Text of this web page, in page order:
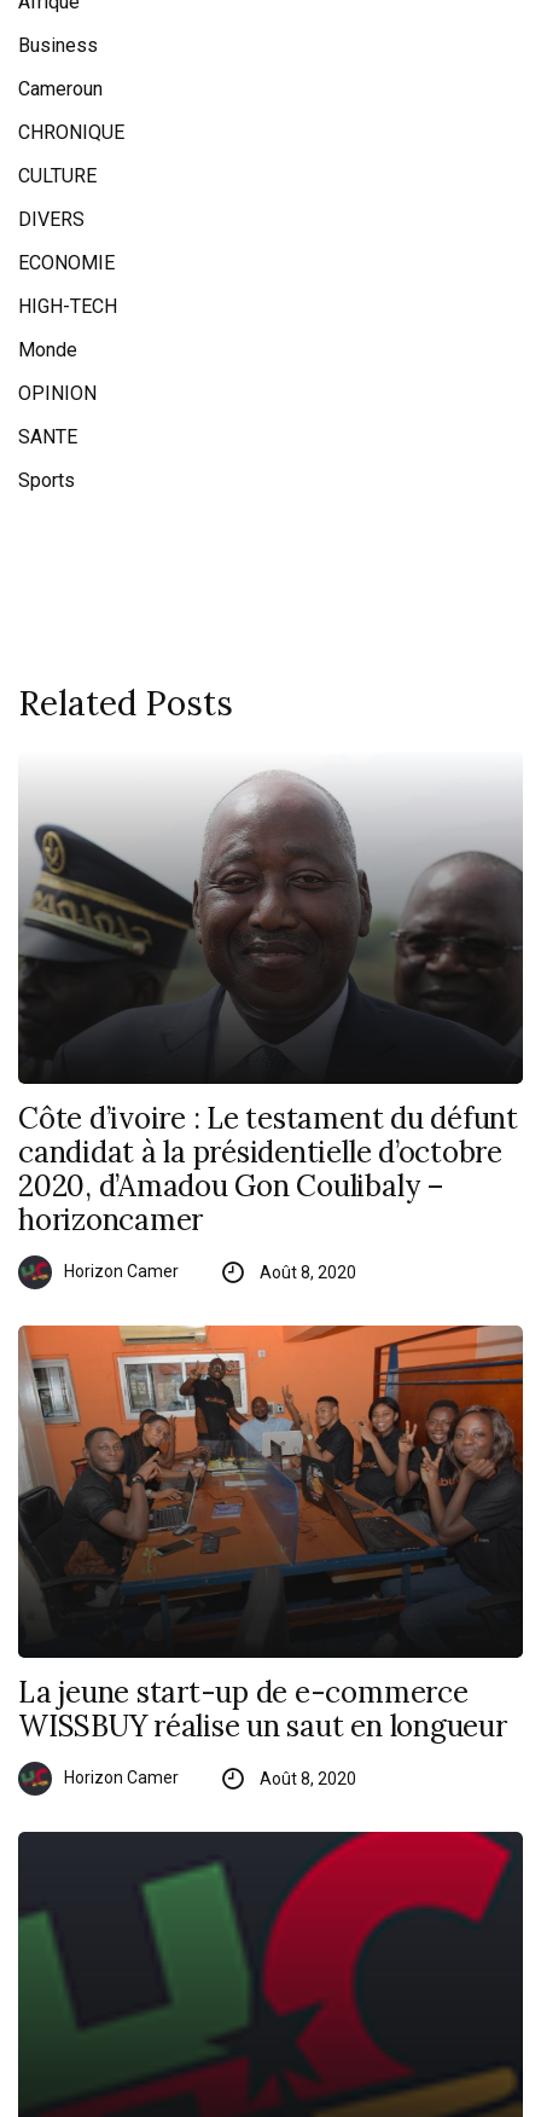
Business
Cameroun
CHRONIQUE
CULTURE
DIVERS
ECONOMIE
HIGH-TECH
Monde
OPINION
SANTE
Sports
Related Posts
Côte d’ivoire : Le testament du défunt
candidat à la présidentielle d’octobre
2020, d’Amadou Gon Coulibaly –
horizoncamer
Horizon Camer Août 8, 2020
La jeune start-up de e-commerce
WISSBUY réalise un saut en longueur
Horizon Camer Août 8, 2020